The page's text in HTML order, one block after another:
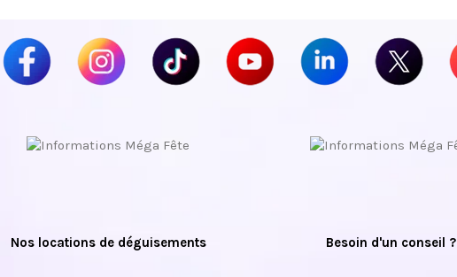
Nos locations de déguisements Besoin d'un conseil ?